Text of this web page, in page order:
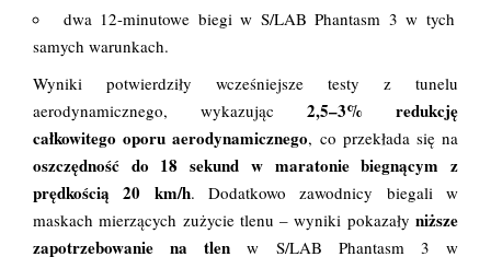
dwa 12-minutowe biegi w S/LAB Phantasm 3 w tych
samych warunkach.
Wyniki potwierdziły wcześniejsze testy z tunelu
aerodynamicznego, wykazując 2,5–3% redukcję
całkowitego oporu aerodynamicznego, co przekłada się na
oszczędność do 18 sekund w maratonie biegnącym z
prędkością 20 km/h. Dodatkowo zawodnicy biegali w
maskach mierzących zużycie tlenu – wyniki pokazały niższe
zapotrzebowanie na tlen w S/LAB Phantasm 3 w